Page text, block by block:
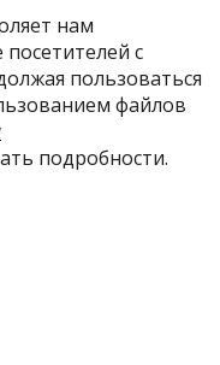
нам
с
пользоваться
файлов
подробности.